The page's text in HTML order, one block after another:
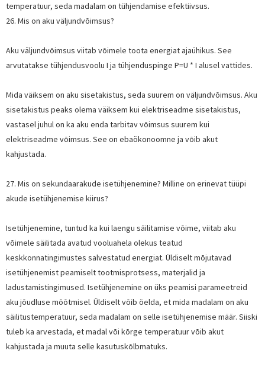
temperatuur, seda madalam on tühjendamise efektiivsus.
26. Mis on aku väljundvõimsus?
Aku väljundvõimsus viitab võimele toota energiat ajaühikus. See
arvutatakse tühjendusvoolu I ja tühjenduspinge P=U * I alusel vattides.
Mida väiksem on aku sisetakistus, seda suurem on väljundvõimsus. Aku
sisetakistus peaks olema väiksem kui elektriseadme sisetakistus,
vastasel juhul on ka aku enda tarbitav võimsus suurem kui
elektriseadme võimsus. See on ebaökonoomne ja võib akut
kahjustada.
27. Mis on sekundaarakude isetühjenemine? Milline on erinevat tüüpi
akude isetühjenemise kiirus?
Isetühjenemine, tuntud ka kui laengu säilitamise võime, viitab aku
võimele säilitada avatud vooluahela olekus teatud
keskkonnatingimustes salvestatud energiat. Üldiselt mõjutavad
isetühjenemist peamiselt tootmisprotsess, materjalid ja
ladustamistingimused. Isetühjenemine on üks peamisi parameetreid
aku jõudluse mõõtmisel. Üldiselt võib öelda, et mida madalam on aku
säilitustemperatuur, seda madalam on selle isetühjenemise määr. Siiski
tuleb ka arvestada, et madal või kõrge temperatuur võib akut
kahjustada ja muuta selle kasutuskõlbmatuks.